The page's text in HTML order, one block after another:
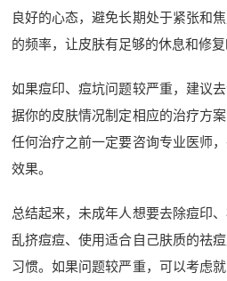
良好的心态，避免长期处于紧张和
的频率，让皮肤有足够的休息和修复
如果痘印、痘坑问题较严重，建议
据你的皮肤情况制定相应的治疗方
任何治疗之前一定要咨询专业医师
效果。
总结起来，未成年人想要去除痘印
乱挤痘痘、使用适合自己肤质的祛
习惯。如果问题较严重，可以考虑